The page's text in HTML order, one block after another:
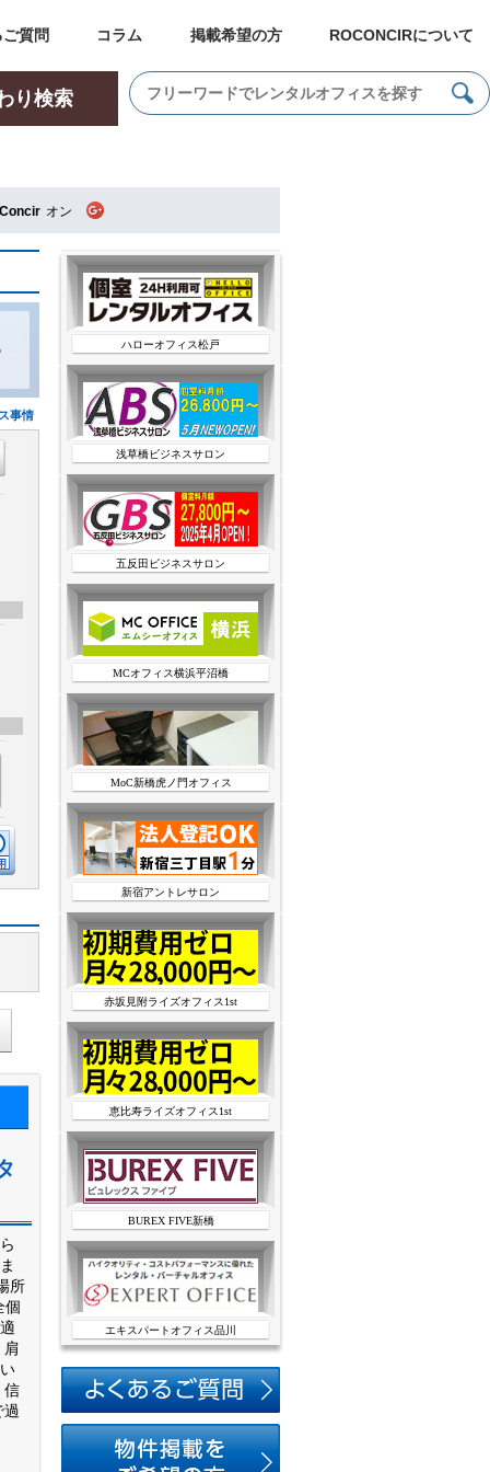
質問 コラム 掲載希望の方 ROCONCIRについて
り検索
オン
事情
所
個
肩
信
過
ハローオフィス松戸
浅草橋ビジネスサロン
五反田ビジネスサロン
MCオフィス横浜平沼橋
MoC新橋虎ノ門オフィス
新宿アントレサロン
赤坂見附ライズオフィス1st
恵比寿ライズオフィス1st
BUREX FIVE新橋
エキスパートオフィス品川